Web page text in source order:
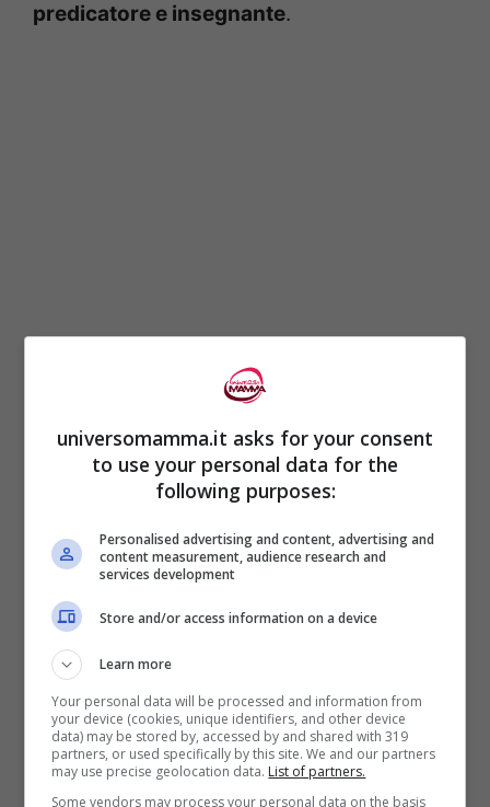
predicatore e insegnante.
Antonio inizia quindi a predicare nell’Italia
settentrionale contro l’eresia.
Nel 1225 arriva in Francia dove diventa
Dopo la morte di Francesco Antonio viene
nominato provinciale dell’Italia
Settentrionale, dove apre nuove case e
visita tutti i conventi.
Arrivato a Padova ottiene la riformadel
Codice statutario repubblicano ” grazie
universomamma.it asks for your consent
to use your personal data for the
following purposes:
Personalised advertising and content, advertising and
content measurement, audience research and
services development
Store and/or access information on a device
Learn more
Your personal data will be processed and information from
your device (cookies, unique identifiers, and other device
data) may be stored by, accessed by and shared with 319
partners, or used specifically by this site. We and our partners
may use precise geolocation data. List of partners.
Some vendors may process your personal data on the basis